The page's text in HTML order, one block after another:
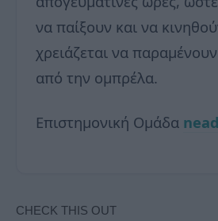
να παίξουν και να
χρειάζεται να
από την ομπρέλα.
Επιστημονική Ομάδα